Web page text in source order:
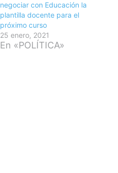
negociar con Educación la
plantilla docente para el
próximo curso
25 enero, 2021
En «POLÍTICA»